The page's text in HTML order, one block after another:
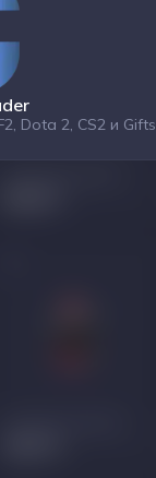
Dota 2, CS2 и Gifts